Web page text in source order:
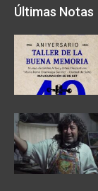
Últimas Notas